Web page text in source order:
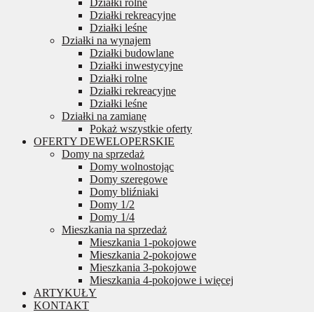
Działki rolne
Działki rekreacyjne
Działki leśne
Działki na wynajem
Działki budowlane
Działki inwestycyjne
Działki rolne
Działki rekreacyjne
Działki leśne
Działki na zamianę
Pokaż wszystkie oferty
OFERTY DEWELOPERSKIE
Domy na sprzedaż
Domy wolnostojąc
Domy szeregowe
Domy bliźniaki
Domy 1/2
Domy 1/4
Mieszkania na sprzedaż
Mieszkania 1-pokojowe
Mieszkania 2-pokojowe
Mieszkania 3-pokojowe
Mieszkania 4-pokojowe i więcej
ARTYKUŁY
KONTAKT